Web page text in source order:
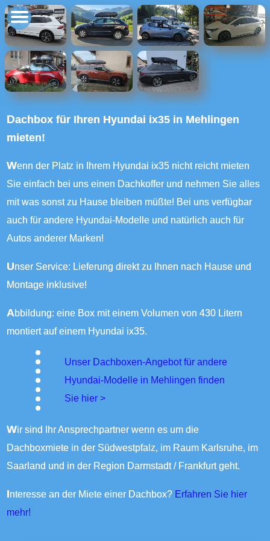
Dachbox für Ihren Hyundai ix35 in Mehlingen
mieten!
Wenn der Platz in Ihrem Hyundai ix35 nicht reicht mieten
Sie einfach bei uns einen Dachkoffer und nehmen Sie alles
mit was sonst zu Hause bleiben müßte! Bei uns verfügbar
auch für andere Hyundai-Modelle und natürlich auch für
Autos anderer Marken!
Unser Service: Lieferung direkt zu Ihnen nach Hause und
Montage inklusive!
Abbildung: eine Box mit einem Volumen von 430 Litern
montiert auf einem Hyundai ix35.
Unser Dachboxen-Angebot für andere
Hyundai-Modelle in Mehlingen finden
Sie hier >
Wir sind Ihr Ansprechpartner wenn es um die
Dachboxmiete in der Südwestpfalz, im Raum Karlsruhe, im
Saarland und in der Region Darmstadt / Frankfurt geht.
Interesse an der Miete einer Dachbox? Erfahren Sie hier
mehr!